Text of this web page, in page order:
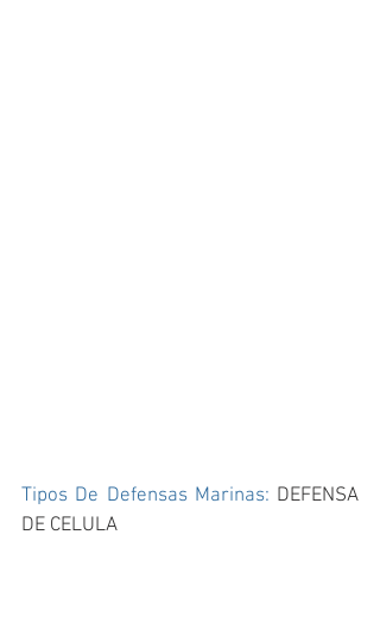
Tipos De Defensas Marinas: DEFENSA
DE CELULA